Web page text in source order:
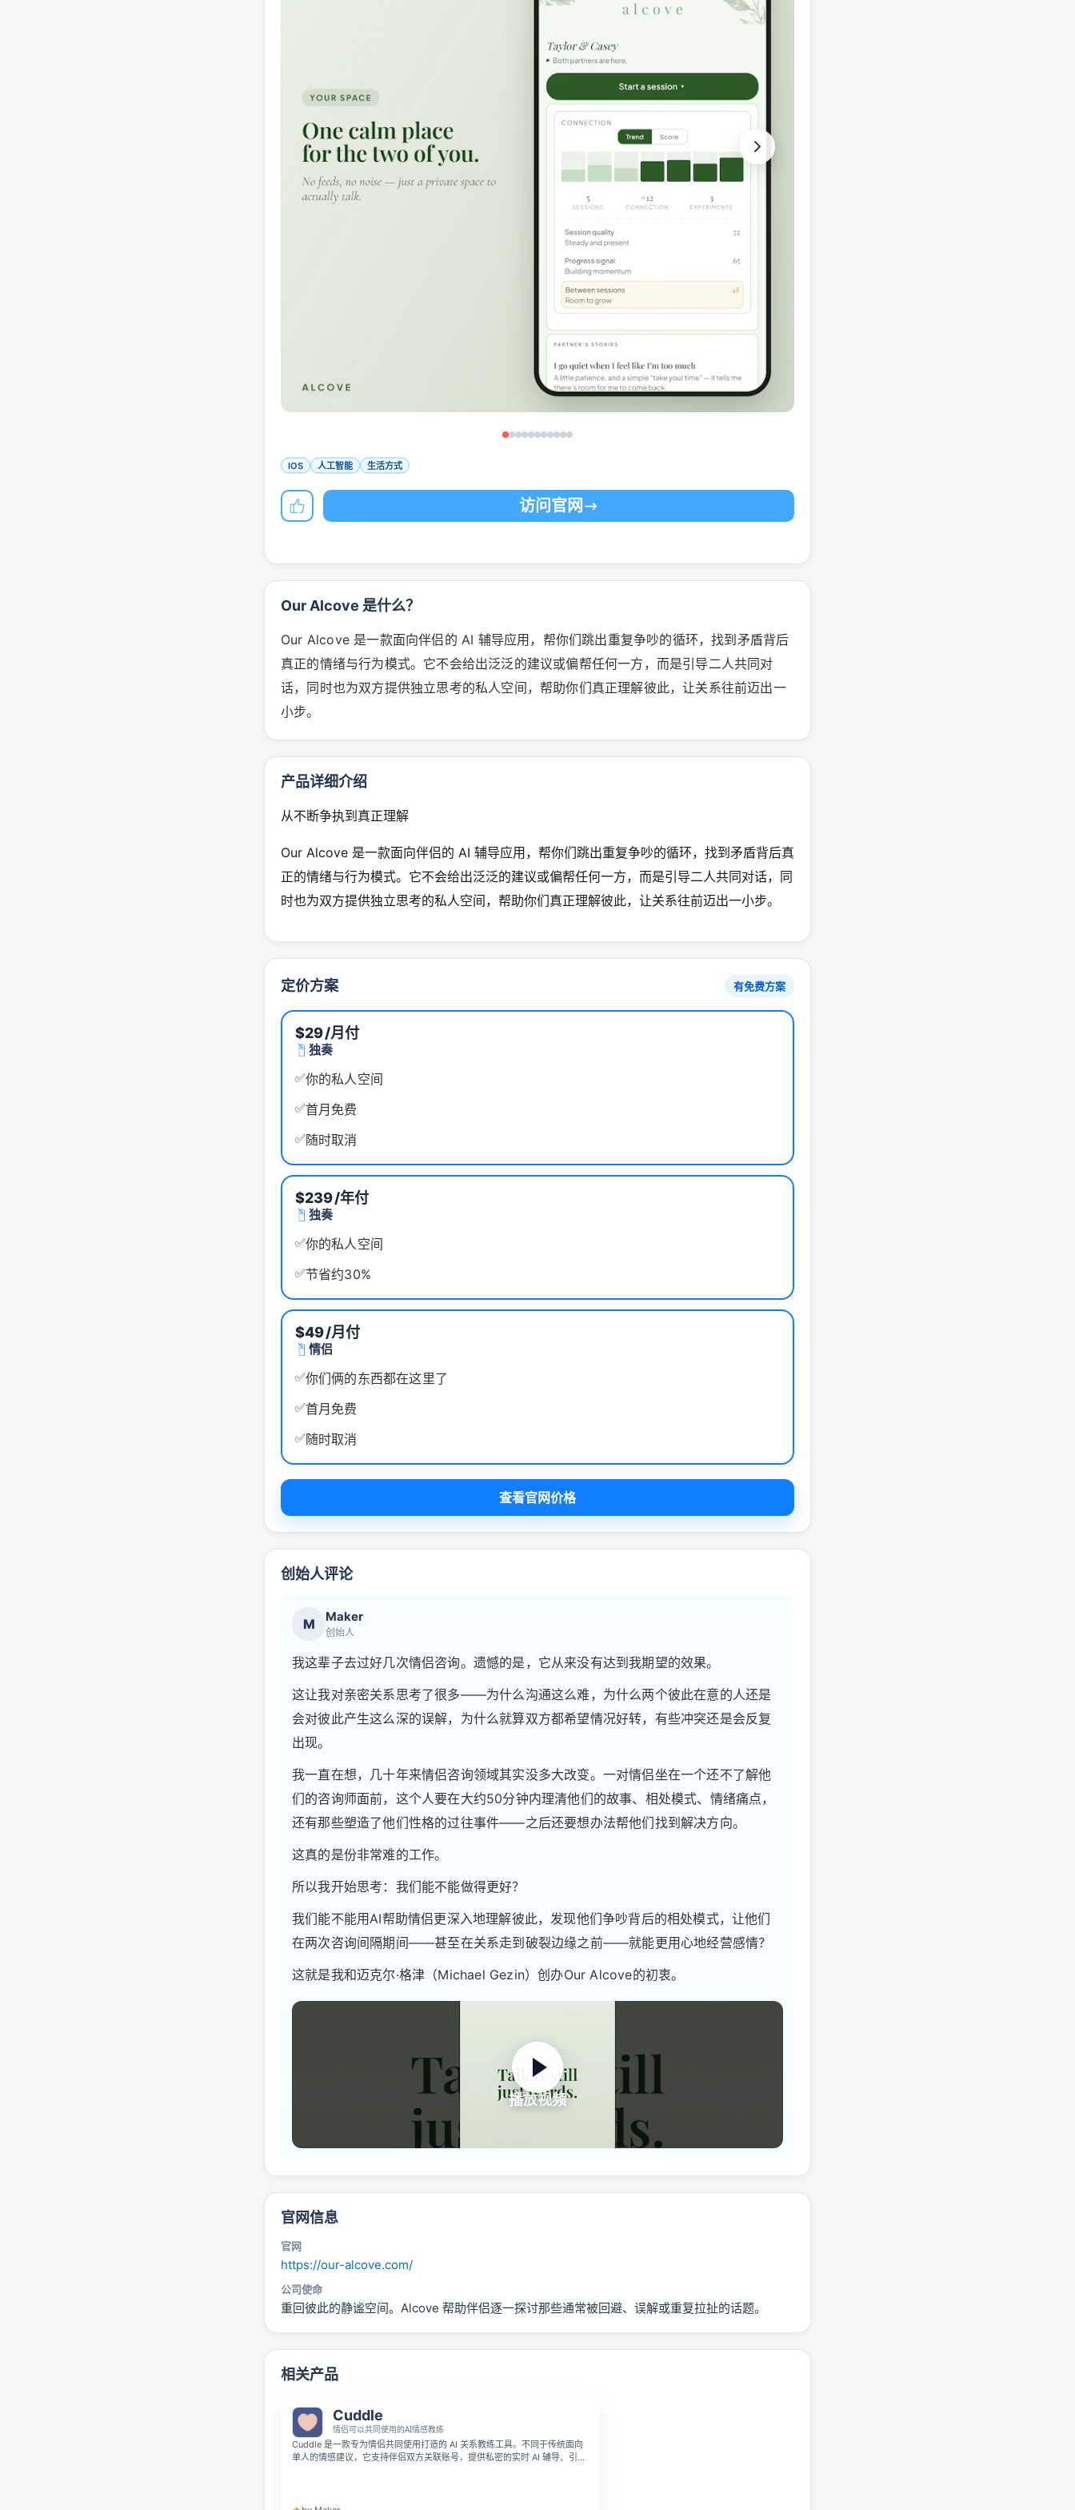
IOS 人工智能 生活方式
访问官网
Our Alcove 是什么？
Our Alcove 是一款面向伴侣的 AI 辅导应用，帮你们跳出重复争吵的循环，找到矛盾背后
真正的情绪与行为模式。它不会给出泛泛的建议或偏帮任何一方，而是引导二人共同对
话，同时也为双方提供独立思考的私人空间，帮助你们真正理解彼此，让关系往前迈出一
小步。
产品详细介绍
从不断争执到真正理解
Our Alcove 是一款面向伴侣的 AI 辅导应用，帮你们跳出重复争吵的循环，找到矛盾背后真
正的情绪与行为模式。它不会给出泛泛的建议或偏帮任何一方，而是引导二人共同对话，同
时也为双方提供独立思考的私人空间，帮助你们真正理解彼此，让关系往前迈出一小步。
定价方案 有免费方案
$29/月付
独奏
✅你的私人空间
✅首月免费
✅随时取消
$239/年付
独奏
✅你的私人空间
✅节省约30%
$49/月付
情侣
✅你们俩的东西都在这里了
✅首月免费
✅随时取消
查看官网价格
创始人评论
M Maker
创始人
我这辈子去过好几次情侣咨询。遗憾的是，它从来没有达到我期望的效果。
这让我对亲密关系思考了很多——为什么沟通这么难，为什么两个彼此在意的人还是
会对彼此产生这么深的误解，为什么就算双方都希望情况好转，有些冲突还是会反复
出现。
我一直在想，几十年来情侣咨询领域其实没多大改变。一对情侣坐在一个还不了解他
们的咨询师面前，这个人要在大约50分钟内理清他们的故事、相处模式、情绪痛点，
还有那些塑造了他们性格的过往事件——之后还要想办法帮他们找到解决方向。
这真的是份非常难的工作。
所以我开始思考：我们能不能做得更好？
我们能不能用AI帮助情侣更深入地理解彼此，发现他们争吵背后的相处模式，让他们
在两次咨询间隔期间——甚至在关系走到破裂边缘之前——就能更用心地经营感情？
这就是我和迈克尔·格津（Michael Gezin）创办Our Alcove的初衷。
播放视频
官网信息
官网
https://our-alcove.com/
公司使命
重回彼此的静谧空间。Alcove 帮助伴侣逐一探讨那些通常被回避、误解或重复拉扯的话题。
相关产品
Cuddle
情侣可以共同使用的AI情感教练
Cuddle 是一款专为情侣共同使用打造的 AI 关系教练工具。不同于传统面向
单人的情感建议，它支持伴侣双方关联账号，提供私密的实时 AI 辅导、引导